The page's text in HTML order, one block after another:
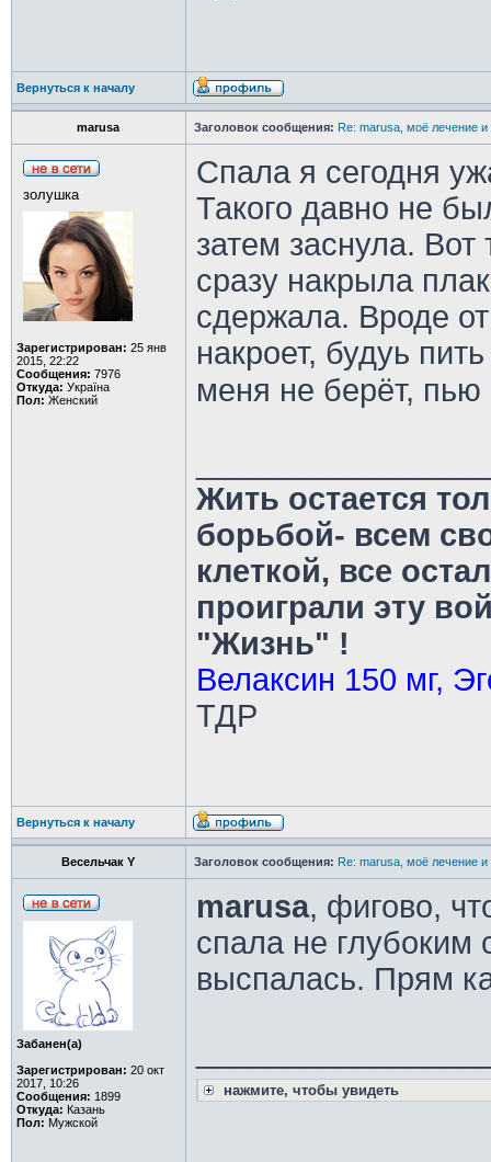
Вернуться к началу
marusa Заголовок сообщения: Re: marusa, моё лечение и
золушка
Зарегистрирован: 25 янв
2015, 22:22
Сообщения: 7976
Откуда: Україна
Пол: Женский
Спала я сегодня
Такого давно не
затем заснула. Вот
сразу накрыла
сдержала. Вроде
накроет, будуь
меня не берёт,
Жить остается
борьбой- всем
клеткой, все
проиграли эту
"Жизнь" !
Велаксин 150 мг,
ТДР
Вернуться к началу
Весельчак Y Заголовок сообщения: Re: marusa, моё лечение и
Забанен(а)
Зарегистрирован: 20 окт
2017, 10:26
Сообщения: 1899
Откуда: Казань
Пол: Мужской
marusa, фигово,
спала не глубоким
выспалась. Прям
нажмите, чтобы увидеть